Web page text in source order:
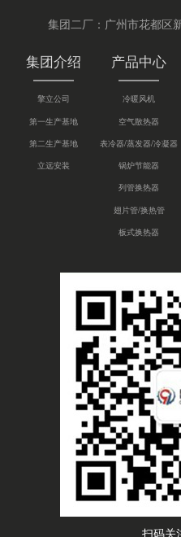
集团二厂：广州市花都区
集团介绍
擎立公司
第一生产基地
第二生产基地
立远安装
产品中心
冷暖风机
空气散热器
表冷器/蒸发器/冷凝器
锅炉节能器
列管换热器
翅片管/换热管
板式换热器
扫码关